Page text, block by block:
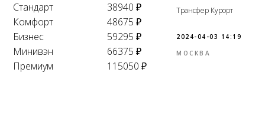
Стандарт
38940 ₽
Комфорт
48675 ₽
Бизнес
59295 ₽
Минивэн
66375 ₽
Премиум
115050 ₽
Трансфер Курорт
2024-04-03 14:19
МОСКВА